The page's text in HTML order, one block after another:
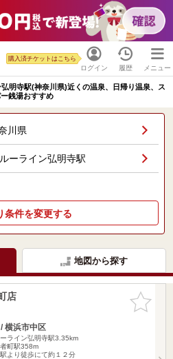
ログイン
購入済チケットはこちら
履歴 メニュー
明寺駅(神奈川県)近くの温泉、日帰り温泉、ス
銭湯おすすめ
川県
ーライン弘明寺駅
条件を変更する
地図から探す
お気に入
りに追加
店
横浜市中区
ライン弘明寺駅3.35km
町駅358m
より徒歩にて約１２分